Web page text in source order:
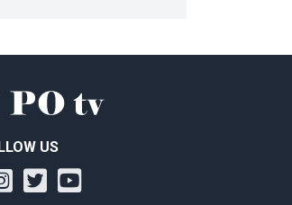
US